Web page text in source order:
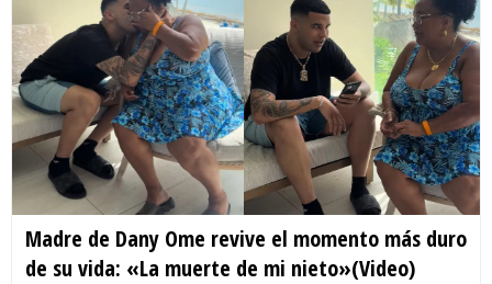
Madre de Dany Ome revive el momento más duro
de su vida: «La muerte de mi nieto»(Video)